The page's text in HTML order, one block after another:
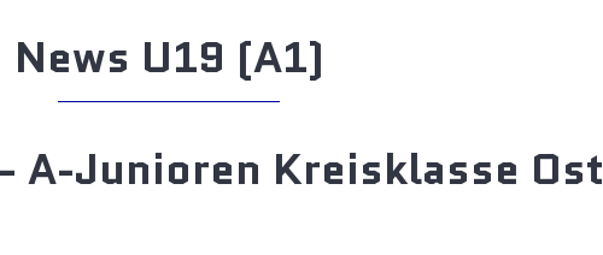
News U19 (A1)
A-Junioren Kreisklasse Ost